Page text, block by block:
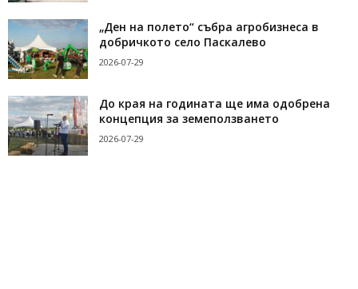
„Ден на полето“ събра агробизнеса в
добричкото село Паскалево
2026-07-29
До края на годината ще има одобрена
концепция за земеползването
2026-07-29